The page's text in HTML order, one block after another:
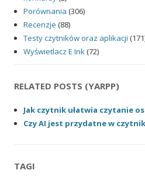
Porównania (306)
Recenzje (88)
Testy czytników oraz aplikacji
Wyświetlacz E Ink(72)
RELATED POSTS (YARPP)
Jak czytnik ułatwia czytanie
Czy AI jest przydatne w
TAGI